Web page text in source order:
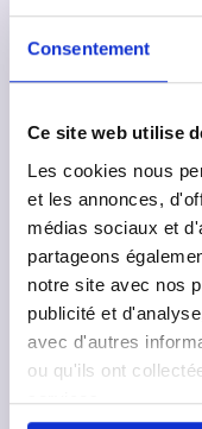
Consentement
Ce site web utilise
Les cookies nous
et les annonces,
médias sociaux et
partageons
notre site avec nos
publicité et
avec d'autres
ou qu'ils ont
services.
et
les
ou
Vous
ne
Une